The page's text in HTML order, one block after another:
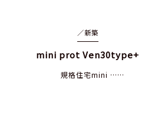
／新築
mini prot Ven30type+
規格住宅mini ……